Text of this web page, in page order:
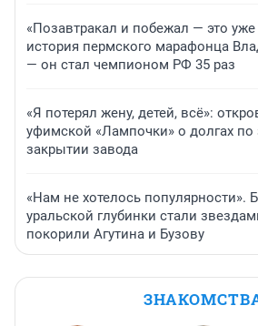
«Позавтракал и побежал — это
история пермского марафонца
— он стал чемпионом РФ 35 раз
«Я потерял жену, детей, всё»:
уфимской «Лампочки» о долгах по
закрытии завода
«Нам не хотелось популярности».
уральской глубинки стали
покорили Агутина и Бузову